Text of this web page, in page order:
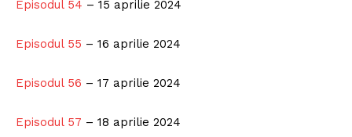
Episodul 54 – 15 aprilie 2024
Episodul 55 – 16 aprilie 2024
Episodul 56 – 17 aprilie 2024
Episodul 57 – 18 aprilie 2024